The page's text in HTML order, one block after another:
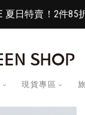
夏日特賣！2件85
現貨專區